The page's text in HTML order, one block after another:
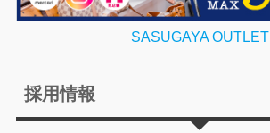
SASUGAYA OUTLET
採用情報